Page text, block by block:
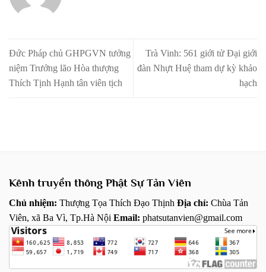
Đức Pháp chủ GHPGVN tưởng
niệm Trưởng lão Hòa thượng
Thích Tịnh Hạnh tân viên tịch
Trà Vinh: 561 giới tử Đại giới
đàn Nhựt Huệ tham dự kỳ khảo
hạch
Kênh truyền thông Phật Sự Tản Viên
Chủ nhiệm: Thượng Tọa Thích Đạo Thịnh Địa chỉ: Chùa Tản
Viên, xã Ba Vì, Tp.Hà Nội Email: phatsutanvien@gmail.com